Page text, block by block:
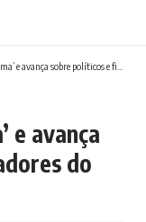
sobre políticos e financiadores do crime
e avança
do